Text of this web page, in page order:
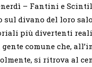
– Fantini e
sul divano del loro
più divertenti
comune che,
si ritrova al